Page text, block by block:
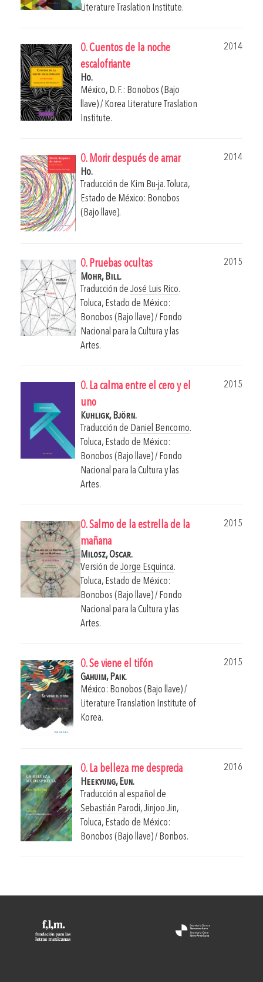
Literature Traslation Institute.
0. Cuentos de la noche
escalofriante
2014
Ho.
México, D. F.: Bonobos (Bajo
llave) / Korea Literature Traslation
Institute.
0. Morir después de amar
2014
Ho.
Traducción de Kim Bu-ja. Toluca,
Estado de México: Bonobos
(Bajo llave).
0. Pruebas ocultas
2015
Mohr, Bill.
Traducción de José Luis Rico.
Toluca, Estado de México:
Bonobos (Bajo llave) / Fondo
Nacional para la Cultura y las
Artes.
0. La calma entre el cero y el
uno
2015
Kuhligk, Björn.
Traducción de Daniel Bencomo.
Toluca, Estado de México:
Bonobos (Bajo llave) / Fondo
Nacional para la Cultura y las
Artes.
0. Salmo de la estrella de la
mañana
2015
Milosz, Oscar.
Versión de Jorge Esquinca.
Toluca, Estado de México:
Bonobos (Bajo llave) / Fondo
Nacional para la Cultura y las
Artes.
0. Se viene el tifón
2015
Gahuim, Paik.
México: Bonobos (Bajo llave) /
Literature Translation Institute of
Korea.
0. La belleza me desprecia
2016
Heekyung, Eun.
Traducción al español de
Sebastián Parodi,Jinjoo Jin,
Toluca, Estado de México:
Bonobos (Bajo llave) / Bonbos.